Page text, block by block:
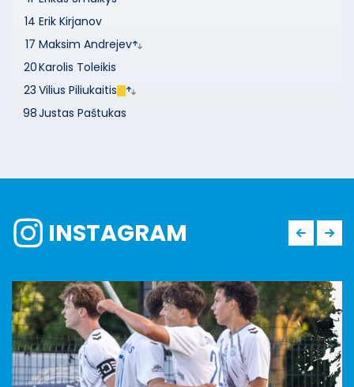
14 Erik Kirjanov
17 Maksim Andrejev
20Karolis Toleikis
23 Vilius Piliukaitis
98Justas Paštukas
INSTAGRAM